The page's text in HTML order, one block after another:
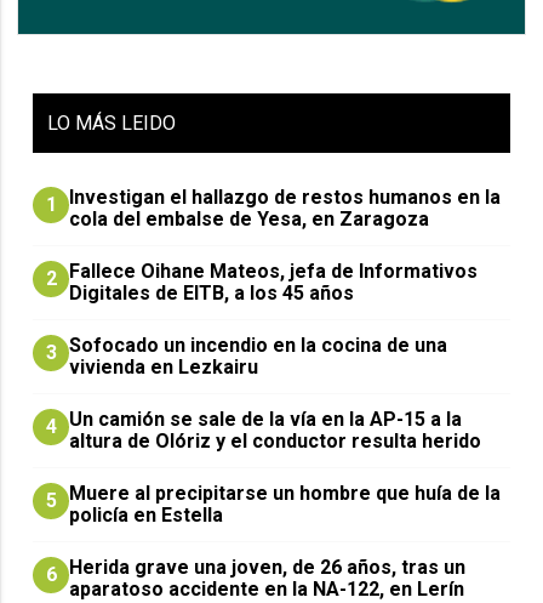
LO MÁS LEIDO
1
Investigan el hallazgo de restos humanos en la
cola del embalse de Yesa, en Zaragoza
2
Fallece Oihane Mateos, jefa de Informativos
Digitales de EITB, a los 45 años
3 Sofocado un incendio en la cocina de una
vivienda en Lezkairu
4 Un camión se sale de la vía en la AP-15 a la
altura de Olóriz y el conductor resulta herido
5
Muere al precipitarse un hombre que huía de la
policía en Estella
6
Herida grave una joven, de 26 años, tras un
aparatoso accidente en la NA-122, en Lerín